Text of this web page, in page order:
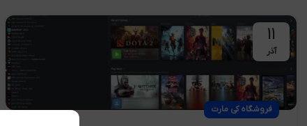
11
آذر
فروشگاه کی مارت